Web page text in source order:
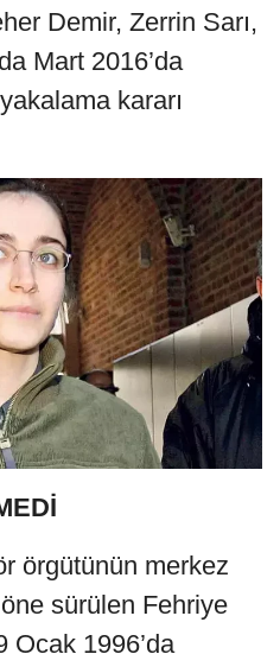
Demir, Zerrin Sarı,
Mart 2016’da
kararı
örgütünün merkez
sürülen Fehriye
Ocak 1996’da